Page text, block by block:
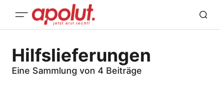
Hilfslieferungen
Eine Sammlung von 4 Beiträge